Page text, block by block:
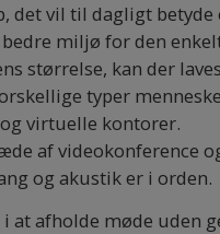
det vil til dagligt betyde
miljø for den
størrelse, kan der
typer
virtuelle kontorer.
af videokonference
og akustik er i orden.
at afholde møde uden